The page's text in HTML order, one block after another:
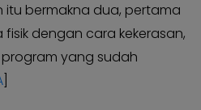
itu bermakna dua, pertama
dengan cara kekerasan,
yang sudah